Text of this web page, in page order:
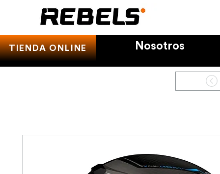
TIENDA ONLINE Nosotros